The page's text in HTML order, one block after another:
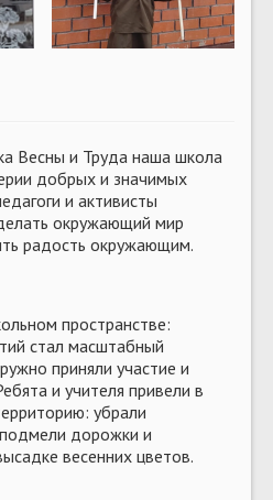
Весны и Труда наша школа
добрых и значимых
и активисты
окружающий мир
радость окружающим.
пространстве:
стал масштабный
приняли участие и
и учителя привели в
убрали
дорожки и
весенних цветов.